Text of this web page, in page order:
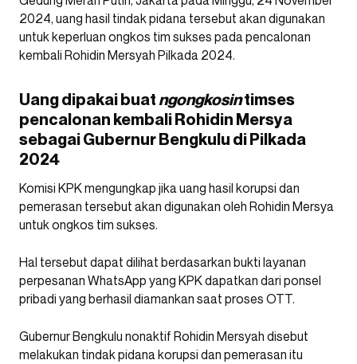
2024, uang hasil tindak pidana tersebut akan digunakan
untuk keperluan ongkos tim sukses pada pencalonan
kembali Rohidin Mersyah Pilkada 2024.
Uang dipakai buat ngongkosintimses
pencalonan kembali Rohidin Mersya
sebagai Gubernur Bengkulu di Pilkada
2024
Komisi KPK mengungkap jika uang hasil korupsi dan
pemerasan tersebut akan digunakan oleh Rohidin Mersya
untuk ongkos tim sukses.
Hal tersebut dapat dilihat berdasarkan bukti layanan
perpesanan WhatsApp yang KPK dapatkan dari ponsel
pribadi yang berhasil diamankan saat proses OTT.
Gubernur Bengkulu nonaktif Rohidin Mersyah disebut
melakukan tindak pidana korupsi dan pemerasan itu